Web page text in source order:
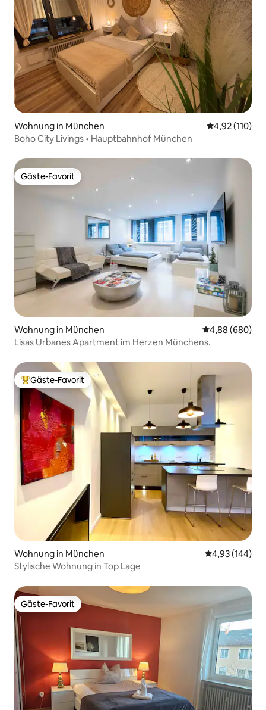
Wohnung in München
4,92 (110)
Boho City Livings • Hauptbahnhof München
Gäste-Favorit
Gäste-Favorit
Wohnung in München
4,88 (680)
Lisas Urbanes Apartment im Herzen Münchens.
Beliebter Gäste-Favorit.
Gäste-Favorit
Wohnung in München
4,93 (144)
Stylische Wohnung in Top Lage
Gäste-Favorit
Gäste-Favorit